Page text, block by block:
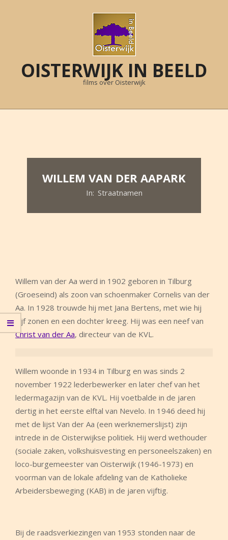
OISTERWIJK IN BEELD
films over Oisterwijk
Primary
WILLEM VAN DER AAPARK
In: Straatnamen
Willem van der Aa werd in 1902 geboren in Tilburg
(Groeseind) als zoon van schoenmaker Cornelis van der
Aa. In 1928 trouwde hij met Jana Bertens, met wie hij
vijf zonen en een dochter kreeg. Hij was een neef van
Christ van der Aa, directeur van de KVL.
Willem woonde in 1934 in Tilburg en was sinds 2
november 1922 lederbewerker en later chef van het
ledermagazijn van de KVL. Hij voetbalde in de jaren
dertig in het eerste elftal van Nevelo. In 1946 deed hij
met de lijst Van der Aa (een werknemerslijst) zijn
intrede in de Oisterwijkse politiek. Hij werd wethouder
(sociale zaken, volkshuisvesting en personeelszaken) en
loco-burgemeester van Oisterwijk (1946-1973) en
voorman van de lokale afdeling van de Katholieke
Arbeidersbeweging (KAB) in de jaren vijftig.
Bij de raadsverkiezingen van 1953 stonden naar de